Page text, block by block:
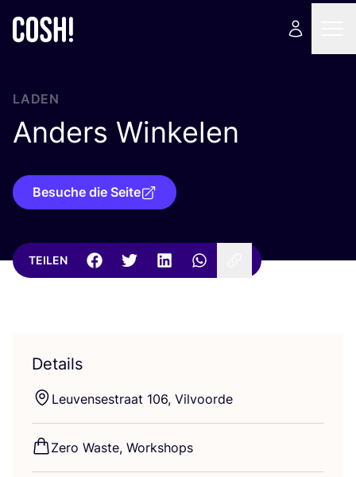
LADEN
Anders Winkelen
Besuche die Seite
TEILEN
Details
Leu­ven­sestra­at 106, Vilvoorde
Zero Was­te, Workshops